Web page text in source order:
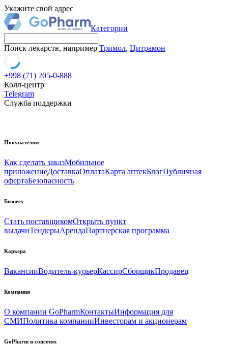
Укажите свой адрес
Категории
Поиск лекарств, например Тримол, Цитрамон
+998 (71) 205-0-888
Колл-центр
Telegram
Служба поддержки
Покупателям
Как сделать заказМобильное
приложениеДоставкаОплатаКарта аптекБлогПубличная
офертаБезопасность
Бизнесу
Стать поставщикомОткрыть пункт
выдачиТендерыАрендаПартнерская программа
Карьера
ВакансииВодитель-курьерКассирСборщикПродавец
Компания
О компании GoPharmКонтактыИнформация для
СМИПолитика компанииИнвесторам и акционерам
GoPharm в соцсетях